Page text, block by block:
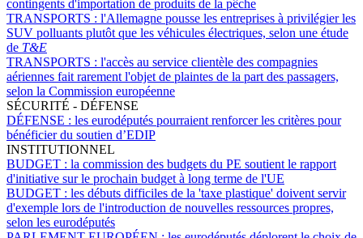
contingents d'importation de produits de la pêche
TRANSPORTS : l'Allemagne pousse les entreprises à privilégier les
SUV polluants plutôt que les véhicules électriques, selon une étude
de T&E
TRANSPORTS : l'accès au service clientèle des compagnies
aériennes fait rarement l'objet de plaintes de la part des passagers,
selon la Commission européenne
SÉCURITÉ - DÉFENSE
DÉFENSE : les eurodéputés pourraient renforcer les critères pour
bénéficier du soutien d’EDIP
INSTITUTIONNEL
BUDGET : la commission des budgets du PE soutient le rapport
d'initiative sur le prochain budget à long terme de l'UE
BUDGET : les débuts difficiles de la 'taxe plastique' doivent servir
d'exemple lors de l'introduction de nouvelles ressources propres,
selon les eurodéputés